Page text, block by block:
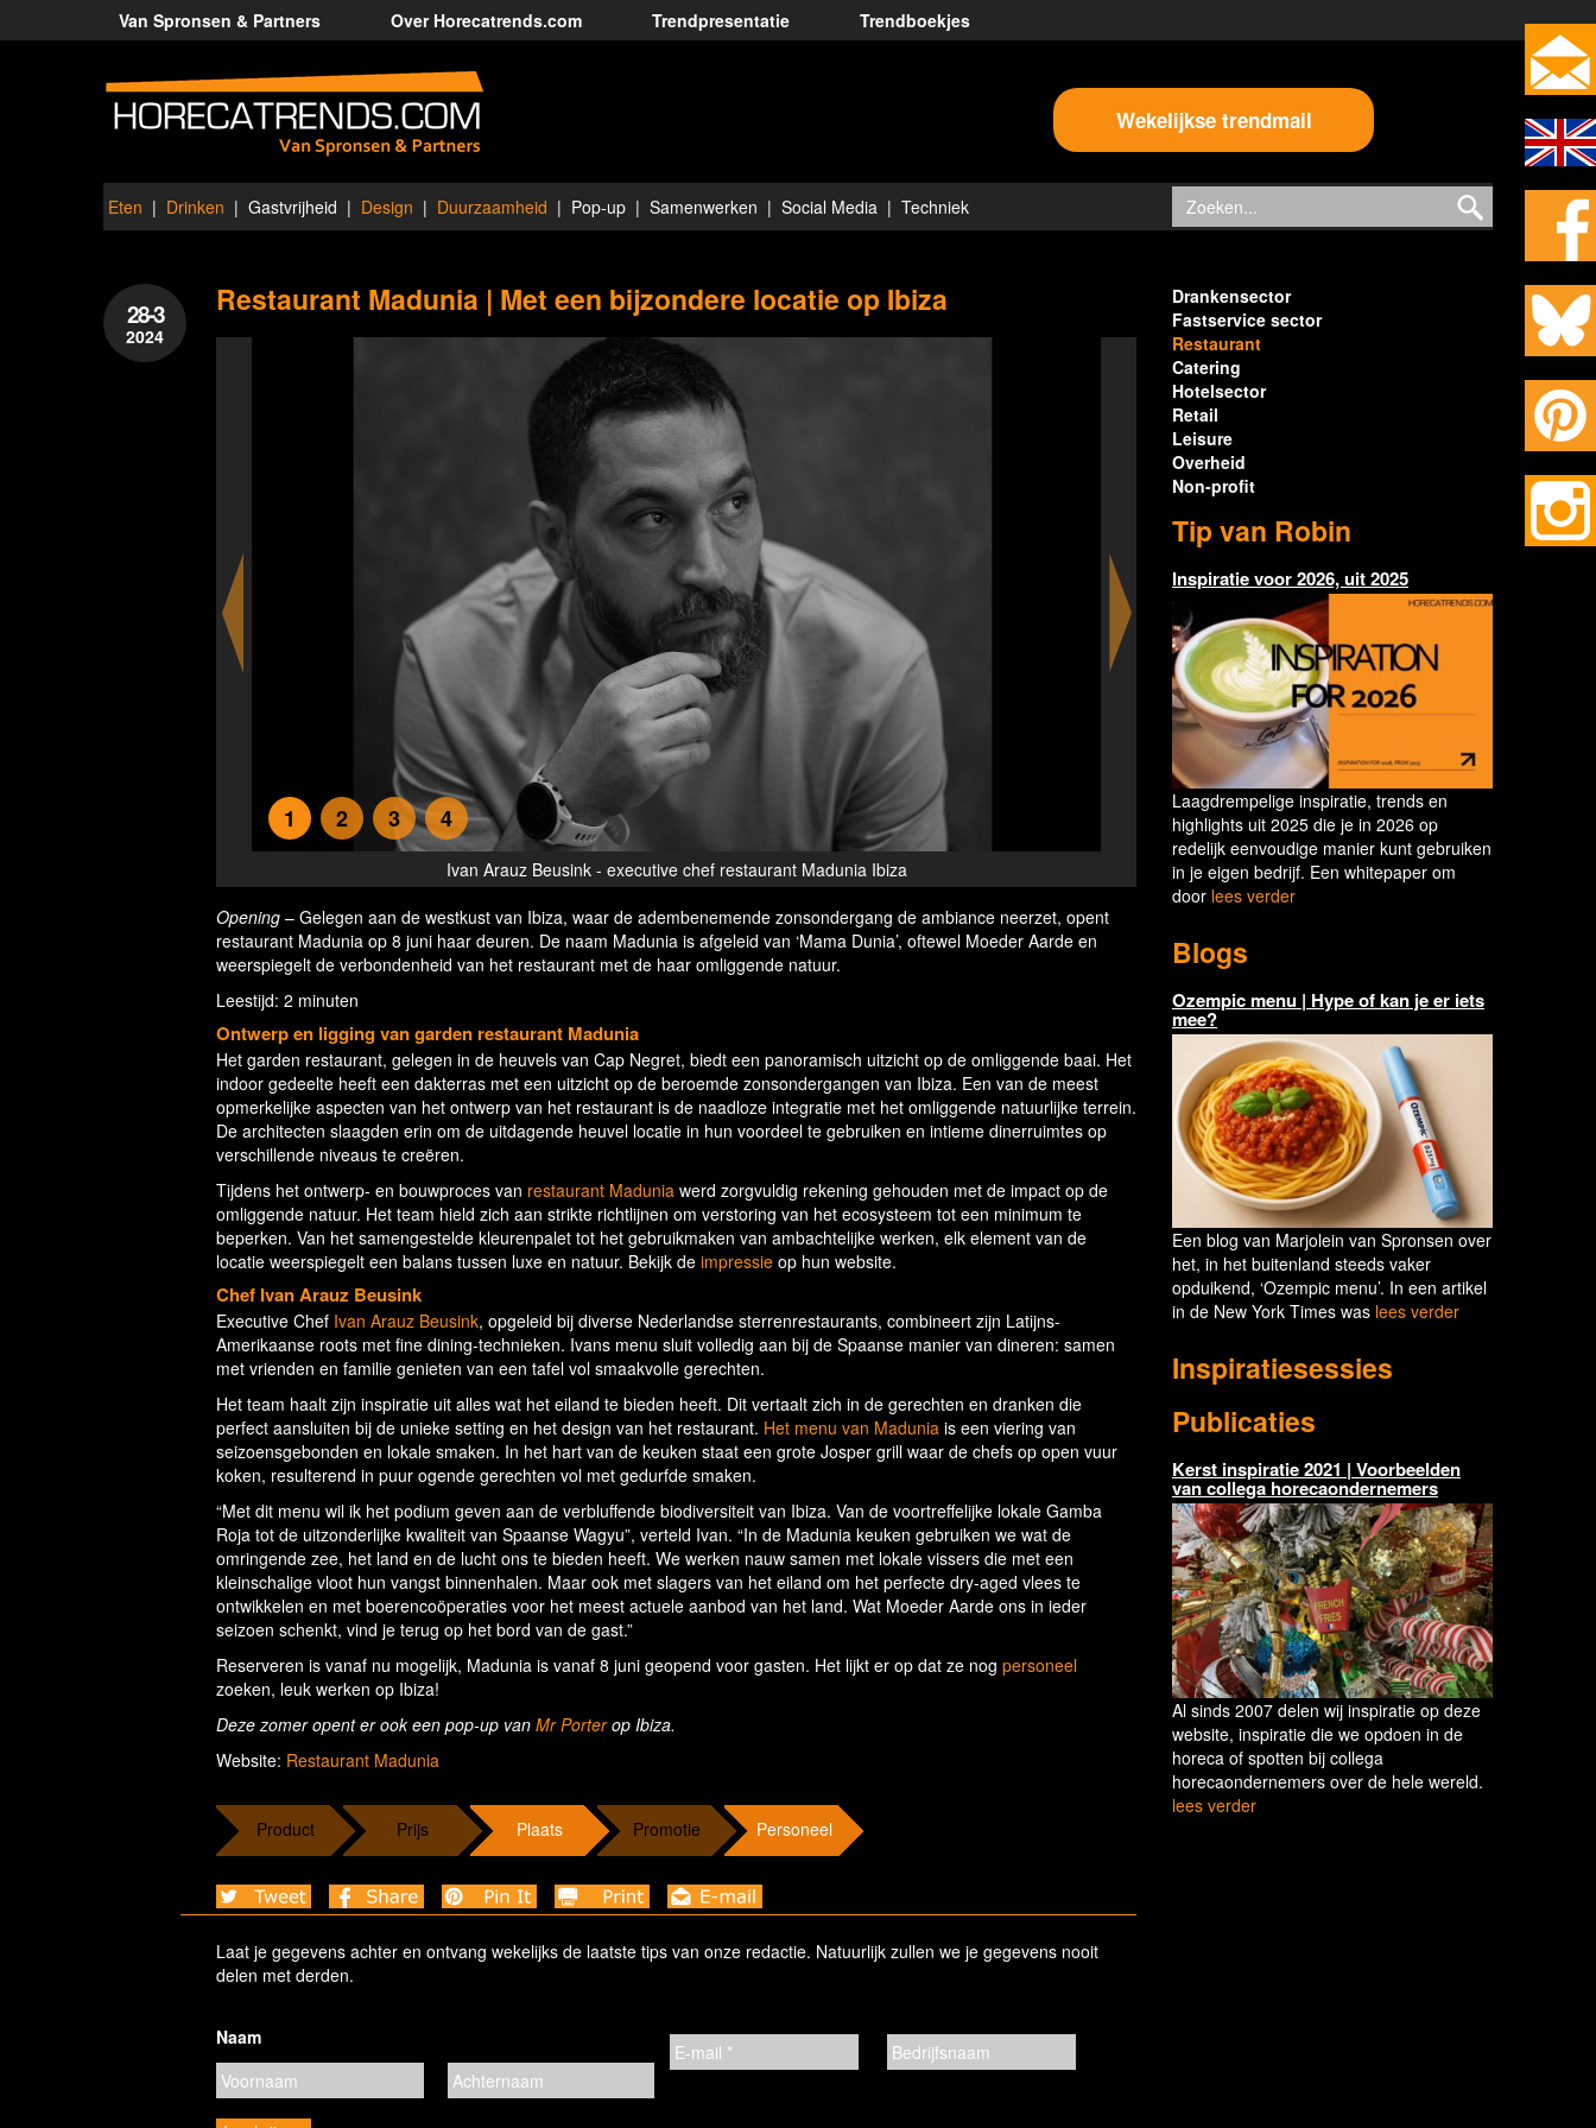
Van Spronsen & Partners Over Horecatrends.com Trendpresentatie Trendboekjes
Wekelijkse trendmail
Eten Drinken Gastvrijheid Design Duurzaamheid Pop-up Samenwerken Social Media Techniek
28-3
2024
Restaurant Madunia | Met een bijzondere locatie op Ibiza
Ivan Arauz Beusink - executive chef restaurant Madunia Ibiza Gamba roja carpaccio, caviar, finger lime,
1 2 3 4
Opening – Gelegen aan de westkust van Ibiza, waar de adembenemende zonsondergang de ambiance neerzet, opent
restaurant Madunia op 8 juni haar deuren. De naam Madunia is afgeleid van ‘Mama Dunia’, oftewel Moeder Aarde en
weerspiegelt de verbondenheid van het restaurant met de haar omliggende natuur.
Leestijd: 2 minuten
Ontwerp en ligging van garden restaurant Madunia
Het garden restaurant, gelegen in de heuvels van Cap Negret, biedt een panoramisch uitzicht op de omliggende baai. Het
indoor gedeelte heeft een dakterras met een uitzicht op de beroemde zonsondergangen van Ibiza. Een van de meest
opmerkelijke aspecten van het ontwerp van het restaurant is de naadloze integratie met het omliggende natuurlijke terrein.
De architecten slaagden erin om de uitdagende heuvel locatie in hun voordeel te gebruiken en intieme dinerruimtes op
verschillende niveaus te creëren.
Tijdens het ontwerp- en bouwproces van restaurant Madunia werd zorgvuldig rekening gehouden met de impact op de
omliggende natuur. Het team hield zich aan strikte richtlijnen om verstoring van het ecosysteem tot een minimum te
beperken. Van het samengestelde kleurenpalet tot het gebruikmaken van ambachtelijke werken, elk element van de
locatie weerspiegelt een balans tussen luxe en natuur. Bekijk de impressie op hun website.
Chef Ivan Arauz Beusink
Executive Chef Ivan Arauz Beusink, opgeleid bij diverse Nederlandse sterrenrestaurants, combineert zijn Latijns-
Amerikaanse roots met fine dining-technieken. Ivans menu sluit volledig aan bij de Spaanse manier van dineren: samen
met vrienden en familie genieten van een tafel vol smaakvolle gerechten.
Het team haalt zijn inspiratie uit alles wat het eiland te bieden heeft. Dit vertaalt zich in de gerechten en dranken die
perfect aansluiten bij de unieke setting en het design van het restaurant. Het menu van Madunia is een viering van
seizoensgebonden en lokale smaken. In het hart van de keuken staat een grote Josper grill waar de chefs op open vuur
koken, resulterend in puur ogende gerechten vol met gedurfde smaken.
“Met dit menu wil ik het podium geven aan de verbluffende biodiversiteit van Ibiza. Van de voortreffelijke lokale Gamba
Roja tot de uitzonderlijke kwaliteit van Spaanse Wagyu”, verteld Ivan. “In de Madunia keuken gebruiken we wat de
omringende zee, het land en de lucht ons te bieden heeft. We werken nauw samen met lokale vissers die met een
kleinschalige vloot hun vangst binnenhalen. Maar ook met slagers van het eiland om het perfecte dry-aged vlees te
ontwikkelen en met boerencoöperaties voor het meest actuele aanbod van het land. Wat Moeder Aarde ons in ieder
seizoen schenkt, vind je terug op het bord van de gast.”
Reserveren is vanaf nu mogelijk, Madunia is vanaf 8 juni geopend voor gasten. Het lijkt er op dat ze nog personeel
zoeken, leuk werken op Ibiza!
Deze zomer opent er ook een pop-up van Mr Porterop Ibiza.
Website: Restaurant Madunia
Product Prijs Plaats Promotie Personeel
Laat je gegevens achter en ontvang wekelijks de laatste tips van onze redactie. Natuurlijk zullen we je gegevens nooit
delen met derden.
Naam
Drankensector
Fastservice sector
Restaurant
Catering
Hotelsector
Retail
Leisure
Overheid
Non-profit
Tip van Robin
Inspiratie voor 2026, uit 2025
Laagdrempelige inspiratie, trends en
highlights uit 2025 die je in 2026 op
redelijk eenvoudige manier kunt gebruiken
in je eigen bedrijf. Een whitepaper om
door lees verder
Blogs
Ozempic menu | Hype of kan je er iets
mee?
Een blog van Marjolein van Spronsen over
het, in het buitenland steeds vaker
opduikend, ‘Ozempic menu’. In een artikel
in de New York Times was lees verder
Inspiratiesessies
Publicaties
Kerst inspiratie 2021 | Voorbeelden
van collega horecaondernemers
Al sinds 2007 delen wij inspiratie op deze
website, inspiratie die we opdoen in de
horeca of spotten bij collega
horecaondernemers over de hele wereld.
lees verder